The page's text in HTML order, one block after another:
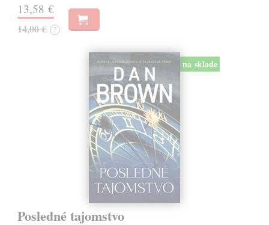
13,58 €
14,00 € ?
na sklade
Posledné tajomstvo